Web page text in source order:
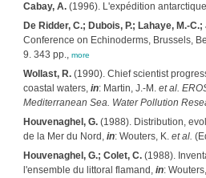
Cabay, A.(1996). L'expédition
De Ridder, C.; Dubois, P.; Lahaye, M.-
Conference on Echinoderms, Brussels,
9. 343 pp., more
Wollast, R.(1990). Chief scientist
coastal waters, in: Martin, J.-M. et al.
Mediterranean Sea. Water Pollution
Houvenaghel, G.(1988). Distribution,
de la Mer du Nord, in: Wouters, K. et al.
Houvenaghel, G.; Colet, C.(1988).
l'ensemble du littoral flamand, in: